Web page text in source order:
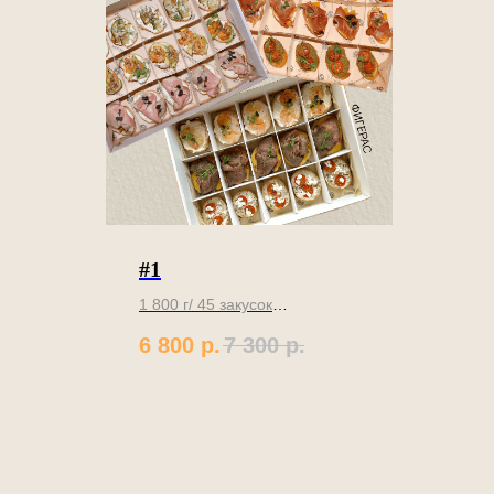
#1
1 800 г/ 45 закусок
Сет из 9 видов брускетт
6 800 р.7 300 р.